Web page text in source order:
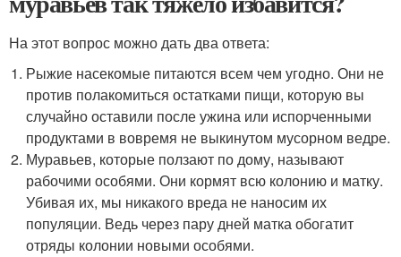
На этот вопрос можно дать два ответа:
Рыжие насекомые питаются всем чем угодно. Они не
против полакомиться остатками пищи, которую вы
случайно оставили после ужина или испорченными
продуктами в вовремя не выкинутом мусорном ведре.
Муравьев, которые ползают по дому, называют
рабочими особями. Они кормят всю колонию и матку.
Убивая их, мы никакого вреда не наносим их
популяции. Ведь через пару дней матка обогатит
отряды колонии новыми особями.